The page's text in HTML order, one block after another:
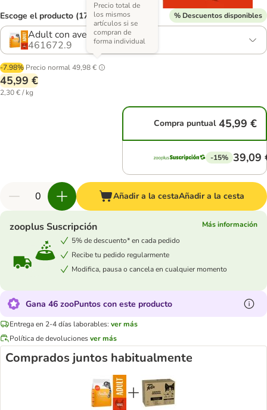
Escoge el producto (17 opciones) % Descuentos disponibles
Adult con ave
461672.9
-7.98% Precio normal49,98 €
Precio total de
los mismos
artículos si se
compran de
forma individual
45,99 €
2,30 € / kg
Compra puntual 45,99 €
-15% 39,09
Añadir a la cestaAñadir a la cesta
zooplus Suscripción
Más información
5% de descuento* en cada pedido
Recibe tu pedido regularmente
Modifica, pausa o cancela en cualquier momento
Gana 46 zooPuntos con este producto
Entrega en 2-4 días laborables: ver más
Política de devolucionesver más
Comprados juntos habitualmente